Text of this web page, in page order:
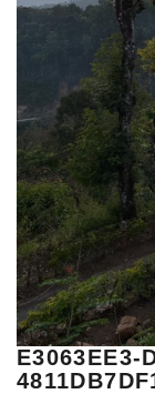
E3063EE3-